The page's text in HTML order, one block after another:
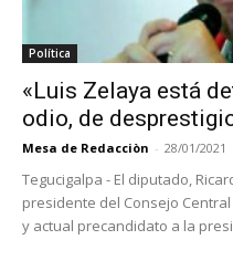
Política
«Luis Zelaya está
odio, de
Mesa de Redacciòn - 28/01/2021
Tegucigalpa - El diputado,
presidente del Consejo Central
y actual precandidato a la